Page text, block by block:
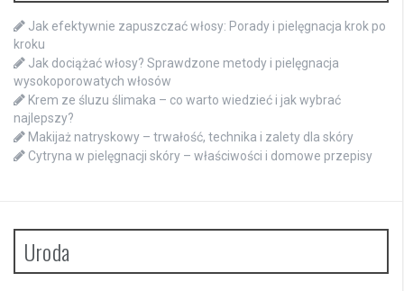
Jak efektywnie zapuszczać włosy: Porady i pielęgnacja krok po
kroku
Jak dociążać włosy? Sprawdzone metody i pielęgnacja
wysokoporowatych włosów
Krem ze śluzu ślimaka – co warto wiedzieć i jak wybrać
najlepszy?
Makijaż natryskowy – trwałość, technika i zalety dla skóry
Cytryna w pielęgnacji skóry – właściwości i domowe przepisy
Uroda